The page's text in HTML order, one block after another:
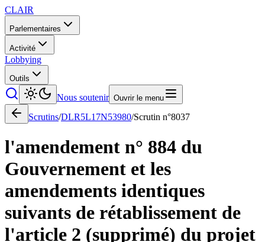
CLAIR
Parlementaires
Activité
Lobbying
Outils
Nous soutenir Ouvrir le menu
Scrutins/DLR5L17N53980/Scrutin n°8037
l'amendement n° 884 du
Gouvernement et les
amendements identiques
suivants de rétablissement de
l'article 2 (supprimé) du projet